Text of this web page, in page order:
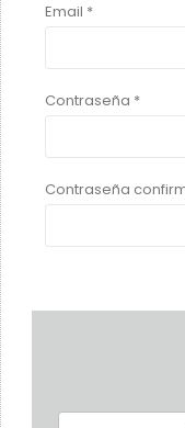
Email *
Contraseña *
Contraseña